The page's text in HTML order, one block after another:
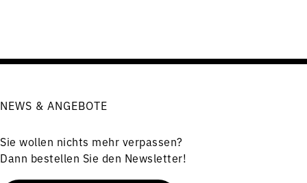
NEWS & ANGEBOTE
Sie wollen nichts mehr verpassen?
Dann bestellen Sie den Newsletter!